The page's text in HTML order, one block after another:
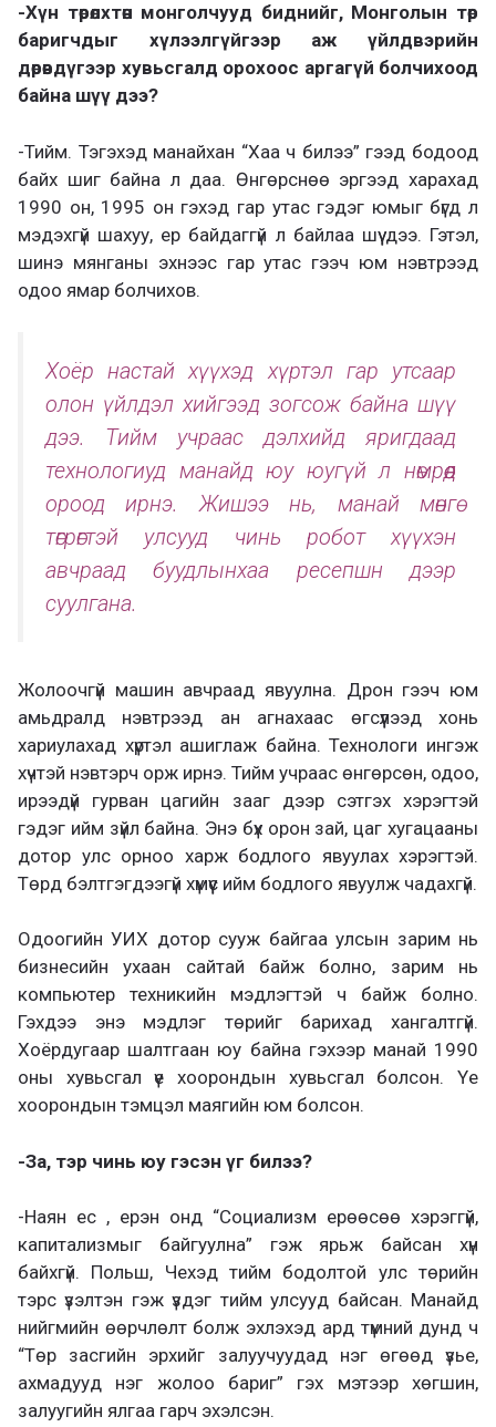
-Хүн төрөлхтөн монголчууд биднийг, Монголын төр
баригчдыг хүлээлгүйгээр аж үйлдвэрийн
дөрөвдүгээр хувьсгалд орохоос аргагүй болчихоод
байна шүү дээ?
-Тийм. Тэгэхэд манайхан “Хаа ч билээ” гээд бодоод
байх шиг байна л даа. Өнгөрснөө эргээд харахад
1990 он, 1995 он гэхэд гар утас гэдэг юмыг бүгд л
мэдэхгүй шахуу, ер байдаггүй л байлаа шүү дээ. Гэтэл,
шинэ мянганы эхнээс гар утас гээч юм нэвтрээд
одоо ямар болчихов.
Хоёр настай хүүхэд хүртэл гар утсаар
олон үйлдэл хийгээд зогсож байна шүү
дээ. Тийм учраас дэлхийд яригдаад
технологиуд манайд юу юугүй л нөмрөөд
ороод ирнэ. Жишээ нь, манай мөнгө
төгрөгтэй улсууд чинь робот хүүхэн
авчраад буудлынхаа ресепшн дээр
суулгана.
Жолоочгүй машин авчраад явуулна. Дрон гээч юм
амьдралд нэвтрээд ан агнахаас өгсүүлээд хонь
хариулахад хүртэл ашиглаж байна. Технологи ингэж
хүчтэй нэвтэрч орж ирнэ. Тийм учраас өнгөрсөн, одоо,
ирээдүй гурван цагийн зааг дээр сэтгэх хэрэгтэй
гэдэг ийм зүйл байна. Энэ бүх орон зай, цаг хугацааны
дотор улс орноо харж бодлого явуулах хэрэгтэй.
Төрд бэлтгэгдээгүй хүмүүс ийм бодлого явуулж чадахгүй.
Одоогийн УИХ дотор сууж байгаа улсын зарим нь
бизнесийн ухаан сайтай байж болно, зарим нь
компьютер техникийн мэдлэгтэй ч байж болно.
Гэхдээ энэ мэдлэг төрийг барихад хангалтгүй.
Хоёрдугаар шалтгаан юу байна гэхээр манай 1990
оны хувьсгал үе хоорондын хувьсгал болсон. Үе
хоорондын тэмцэл маягийн юм болсон.
-За, тэр чинь юу гэсэн үг билээ?
-Наян ес , ерэн онд “Социализм ерөөсөө хэрэггүй,
капитализмыг байгуулна” гэж ярьж байсан хүн
байхгүй. Польш, Чехэд тийм бодолтой улс төрийн
тэрс үзэлтэн гэж үздэг тийм улсууд байсан. Манайд
нийгмийн өөрчлөлт болж эхлэхэд ард түмний дунд ч
“Төр засгийн эрхийг залуучуудад нэг өгөөд үзье,
ахмадууд нэг жолоо бариг” гэх мэтээр хөгшин,
залуугийн ялгаа гарч эхэлсэн.